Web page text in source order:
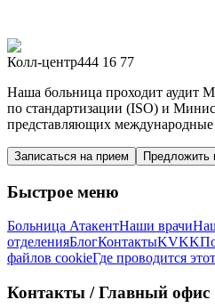
Колл-центр444 16 77
Наша больница проходит аудит
по стандартизации (ISO) и
представляющих международные
Записаться на прием Предложить
Быстрое меню
Больница АтакентНаши врачи
отделенияБлогКонтактыKVKK
файлов cookieГде проводится
Контакты / Главный офис